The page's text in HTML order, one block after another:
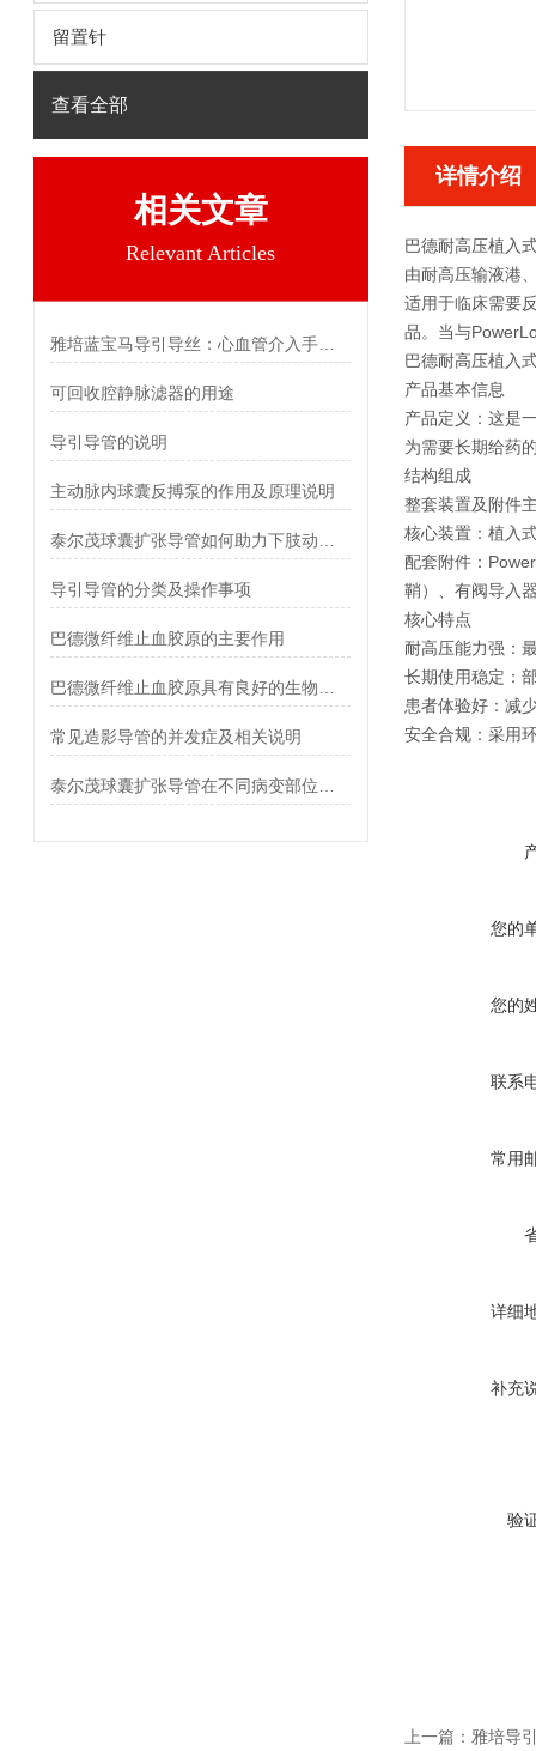
留置针
查看全部
相关文章
Relevant Articles
可回收腔静脉滤器的用途
导引导管的说明
主动脉内球囊反搏泵的作用及原理说明
导引导管的分类及操作事项
巴德微纤维止血胶原的主要作用
常见造影导管的并发症及相关说明
详情介绍
巴德耐高压植入
由耐高压输液港
适用于临床需要
品。当与
巴德耐高压植入
产品基本信息
产品定义‌：这是
为需要长期给药
结构组成
整套装置及附件
核心装置：植入
配套附件：
鞘）、有阀导入
核心特点
耐高压能力强‌：
长期使用稳定‌：
患者体验好‌：减
安全合规‌：采用
您的
您的
联系
常用
详细
补充
验
上一篇： 雅培导